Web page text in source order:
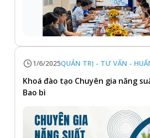
1/6/2025QUẢN TRỊ - TƯ VẤN -
Khoá đào tạo Chuyên gia năng
Bao bì